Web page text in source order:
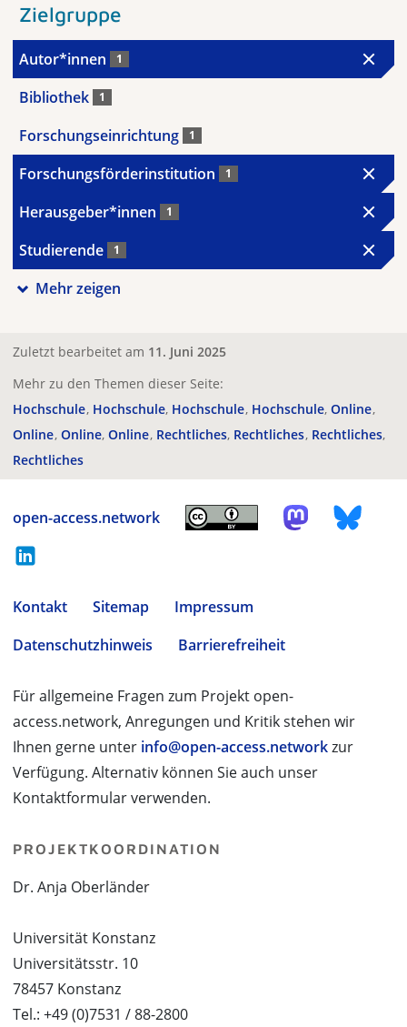
Zielgruppe
Autor*innen 1
Bibliothek 1
Forschungseinrichtung 1
Forschungsförderinstitution 1
Herausgeber*innen 1
Studierende 1
Mehr zeigen
Zuletzt bearbeitet am 11. Juni 2025
Mehr zu den Themen dieser Seite:
Hochschule Hochschule Hochschule Hochschule Online
Online Online Online Rechtliches Rechtliches Rechtliches
Rechtliches
open-access.network
Kontakt Sitemap
Impressum
Datenschutzhinweis
Barrierefreiheit
Für allgemeine Fragen zum Projekt open-
access.network, Anregungen und Kritik stehen wir
Ihnen gerne unter info@open-access.networkzur
Verfügung. Alternativ können Sie auch unser
Kontaktformular verwenden.
PROJEKTKOORDINATION
Dr. Anja Oberländer
Universität Konstanz
Universitätsstr. 10
78457 Konstanz
Tel.: +49 (0)7531 / 88-2800